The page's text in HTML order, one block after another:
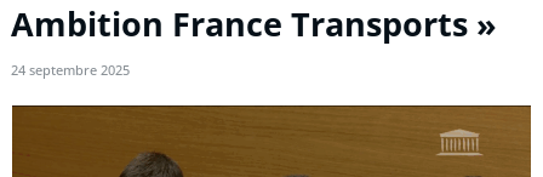
Ambition France Transports »
24 septembre 2025